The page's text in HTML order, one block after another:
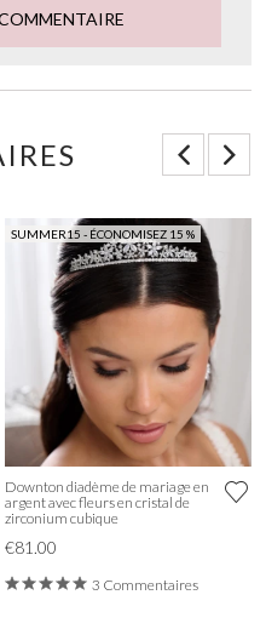
SUMMER15 - ÉCONOMISEZ 15 %
Downton diadème de mariage en
argent avec fleurs en cristal de
zirconium cubique
€81.00
3 Commentaires